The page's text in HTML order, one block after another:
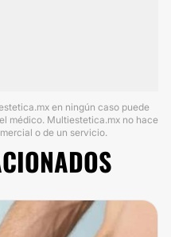
en ningún caso puede
médico. Multiestetica.mx no hace
o de un servicio.